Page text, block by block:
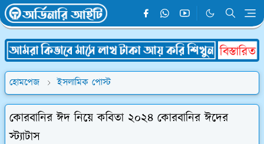
হোমপেজ ইসলামিক পোস্ট
কোরবানির ঈদ নিয়ে কবিতা ২০২৪ কোরবানির ঈদের
স্ট্যাটাস